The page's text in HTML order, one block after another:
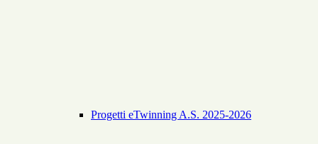
Progetti eTwinning A.S. 2025-2026